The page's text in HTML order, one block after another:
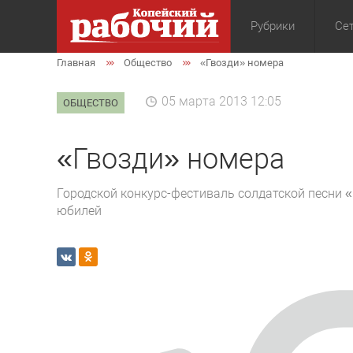
Рубрики
Общество
Главная Общество «Гвозди» номера
ОБЩЕСТВО 05 марта 2013 12:05
«Гвозди» номера
Городской конкурс-фестиваль солдатской
юбилей